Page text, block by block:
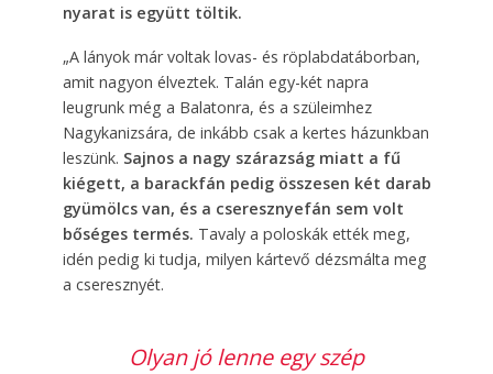
nyarat is együtt töltik.
„A lányok már voltak lovas- és röplabdatáborban,
amit nagyon élveztek. Talán egy-két napra
leugrunk még a Balatonra, és a szüleimhez
Nagykanizsára, de inkább csak a kertes házunkban
leszünk. Sajnos a nagy szárazság miatt a fű
kiégett, a barackfán pedig összesen két darab
gyümölcs van, és a cseresznyefán sem volt
bőséges termés. Tavaly a poloskák ették meg,
idén pedig ki tudja, milyen kártevő dézsmálta meg
a cseresznyét.
Olyan jó lenne egy szép